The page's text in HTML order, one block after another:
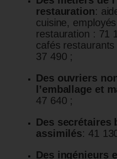
restauration:
cuisine,
restauration : 71
cafés
37 490 ;
Des ouvriers
l’emballage et
47 640 ;
Des secrétaires
assimilés: 41
Des ingénieurs